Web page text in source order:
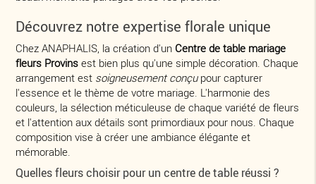
Découvrez notre expertise florale unique
Chez ANAPHALIS, la création d'un Centre de table mariage
fleurs Provins est bien plus qu'une simple décoration. Chaque
arrangement est soigneusement conçupour capturer
l'essence et le thème de votre mariage. L'harmonie des
couleurs, la sélection méticuleuse de chaque variété de fleurs
et l'attention aux détails sont primordiaux pour nous. Chaque
composition vise à créer une ambiance élégante et
mémorable.
Quelles fleurs choisir pour un centre de table réussi ?